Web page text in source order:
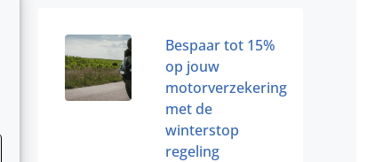
Bespaar tot 15%
op jouw
motorverzekering
met de
winterstop
regeling